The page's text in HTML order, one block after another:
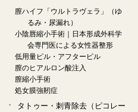
膣ハイフ「ウルトラヴェラ」（ゆ
るみ・尿漏れ）
小陰唇縮小手術｜日本形成外科学
会専門医による女性器整形
低用量ピル・アフターピル
膣のヒアルロン酸注入
膣縮小手術
処女膜強靭症
タトゥー・刺青除去（ピコレー